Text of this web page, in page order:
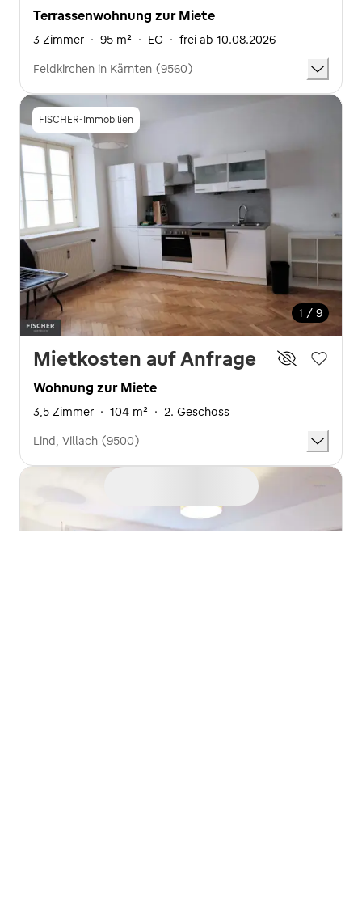
Terrassenwohnung zur Miete
3 Zimmer · 95 m² · EG · frei ab 10.08.2026
Feldkirchen in Kärnten (9560)
FISCHER-Immobilien
1 / 9
Mietkosten auf Anfrage
Wohnung zur Miete
3,5 Zimmer · 104 m² · 2. Geschoss
Lind, Villach (9500)